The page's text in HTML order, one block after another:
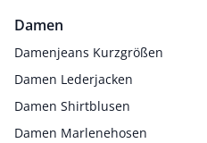
Damen
Damenjeans Kurzgrößen
Damen Lederjacken
Damen Shirtblusen
Damen Marlenehosen